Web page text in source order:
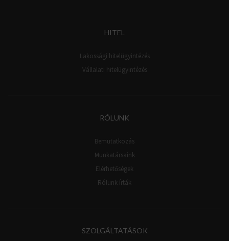
HITEL
Lakossági hitelügyintézés
Vállalati hitelügyintézés
RÓLUNK
Bemutatkozás
Munkatársaink
Elérhetőségek
Rólunk írták
SZOLGÁLTATÁSOK